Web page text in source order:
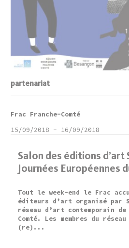
partenariat
Salon des éditions
Journées Européennes
Tout le week-end le Frac
éditeurs d’art organisé par
réseau d’art contemporain de
Comté. Les membres du
(re)...
Frac Franche-Comté
15/09/2018 - 16/09/2018